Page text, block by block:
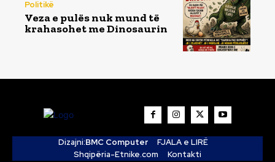
Politikë
Veza e pulës nuk mund të
krahasohet me Dinosaurin
Dizajni:BMC Computer
FJALA e LIRË
Shqipëria-Etnike.com
Kontakti